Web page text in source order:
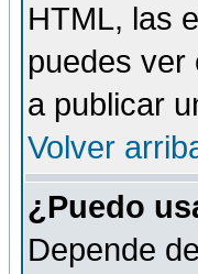
HTML, las
puedes ver
a publicar
Volver
¿Puedo
Depende